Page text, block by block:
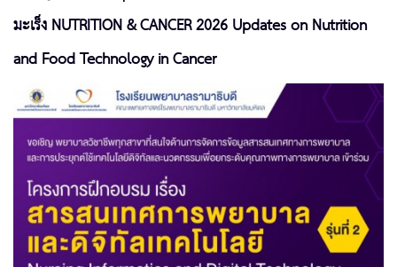
มะเร็ง NUTRITION & CANCER 2026 Updates on Nutrition
and Food Technology in Cancer